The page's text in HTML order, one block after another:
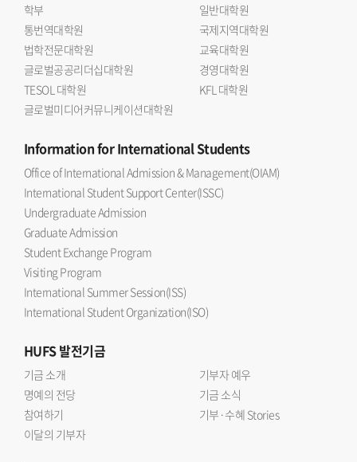
학부
일반대학원
통번역대학원
국제지역대학원
법학전문대학원
교육대학원
글로벌공공리더십대학원
경영대학원
TESOL 대학원
KFL 대학원
글로벌미디어커뮤니케이션대학원
Informationfor International Students
Office of International Admission & Management(OIAM)
International Student Support Center(ISSC)
Undergraduate Admission
Graduate Admission
Student Exchange Program
Visiting Program
International Summer Session(ISS)
International Student Organization(ISO)
HUFS발전기금
기금 소개
기부자 예우
명예의 전당
기금 소식
참여하기
기부·수혜 Stories
이달의 기부자